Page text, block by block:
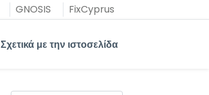
GNOSIS FixCyprus
Σχετικά με την ιστοσελίδα